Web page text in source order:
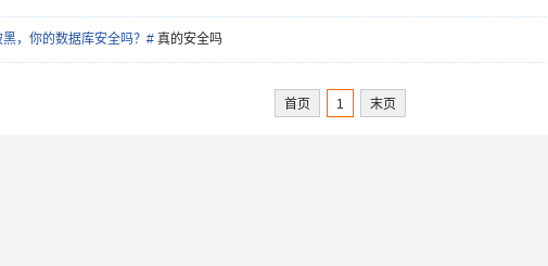
黑，你的数据库安全吗？# 真的安全吗
首页 1 末页